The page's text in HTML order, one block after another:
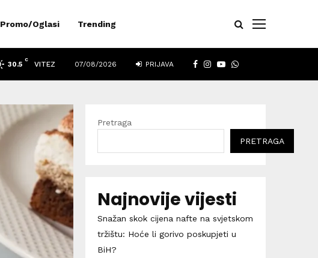
Promo/Oglasi Trending
FACEBOOK
INSTAGRAM
YOUTUBE
WHATSAPP
30.5
C
VITEZ 07/08/2026 PRIJAVA
Pretraga
PRETRAGA
Najnovije vijesti
Snažan skok cijena nafte na svjetskom
tržištu: Hoće li gorivo poskupjeti u
BiH?